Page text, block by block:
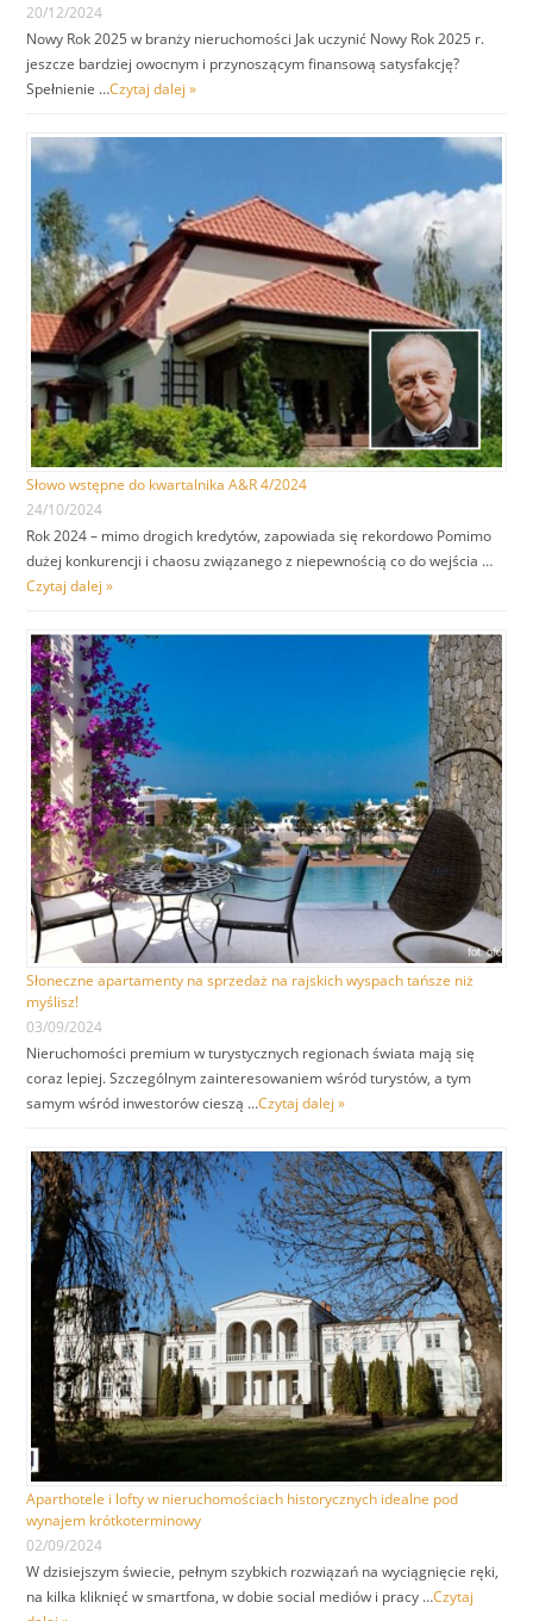
20/12/2024
Nowy Rok 2025 w branży nieruchomości Jak uczynić Nowy Rok 2025 r.
jeszcze bardziej owocnym i przynoszącym finansową satysfakcję?
Spełnienie …Czytaj dalej »
Słowo wstępne do kwartalnika A&R 4/2024
24/10/2024
Rok 2024 – mimo drogich kredytów, zapowiada się rekordowo Pomimo
dużej konkurencji i chaosu związanego z niepewnością co do wejścia …
Czytaj dalej »
Słoneczne apartamenty na sprzedaż na rajskich wyspach tańsze niż
myślisz!
03/09/2024
Nieruchomości premium w turystycznych regionach świata mają się
coraz lepiej. Szczególnym zainteresowaniem wśród turystów, a tym
samym wśród inwestorów cieszą …Czytaj dalej »
Aparthotele i lofty w nieruchomościach historycznych idealne pod
wynajem krótkoterminowy
02/09/2024
W dzisiejszym świecie, pełnym szybkich rozwiązań na wyciągnięcie ręki,
na kilka kliknięć w smartfona, w dobie social mediów i pracy …Czytaj